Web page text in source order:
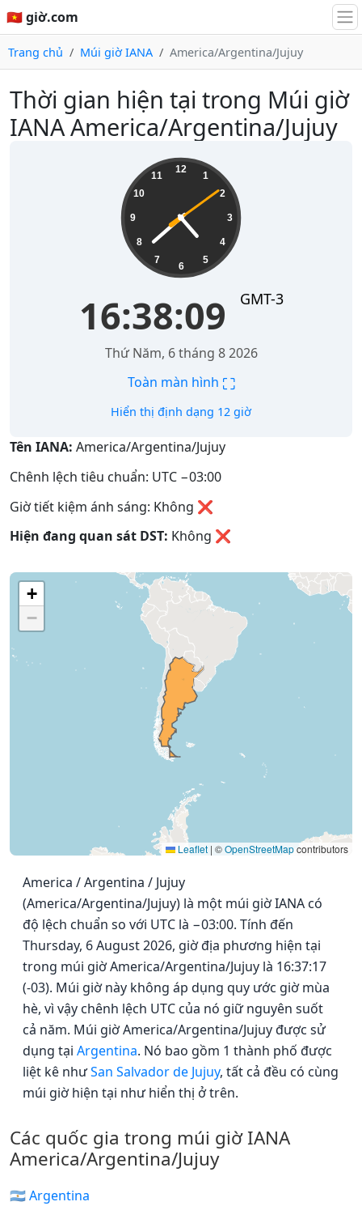
🇻🇳 giờ.com
Trang chủ Múi giờ IANA America/Argentina/Jujuy
Thời gian hiện tại trong Múi giờ
IANA America/Argentina/Jujuy
12
1
2
3
4
5
6
7
8
9
10
11
16:38:09 GMT-3
Thứ Năm, 6 tháng 8 2026
Toàn màn hình ⛶
Hiển thị định dạng 12 giờ
Tên IANA: America/Argentina/Jujuy
Chênh lệch tiêu chuẩn: UTC −03:00
Giờ tiết kiệm ánh sáng: Không ❌
Hiện đang quan sát DST: Không ❌
+
−
Leaflet | ©OpenStreetMapcontributors
America / Argentina / Jujuy
(America/Argentina/Jujuy) là một múi giờ IANA có
độ lệch chuẩn so với UTC là −03:00. Tính đến
Thursday, 6 August 2026, giờ địa phương hiện tại
trong múi giờ America/Argentina/Jujuy là 16:37:17
(-03). Múi giờ này không áp dụng quy ước giờ mùa
hè, vì vậy chênh lệch UTC của nó giữ nguyên suốt
cả năm. Múi giờ America/Argentina/Jujuy được sử
dụng tại Argentina. Nó bao gồm 1 thành phố được
liệt kê nhưSan Salvador de Jujuy, tất cả đều có cùng
múi giờ hiện tại như hiển thị ở trên.
Các quốc gia trong múi giờ IANA
America/Argentina/Jujuy
🇦🇷 Argentina